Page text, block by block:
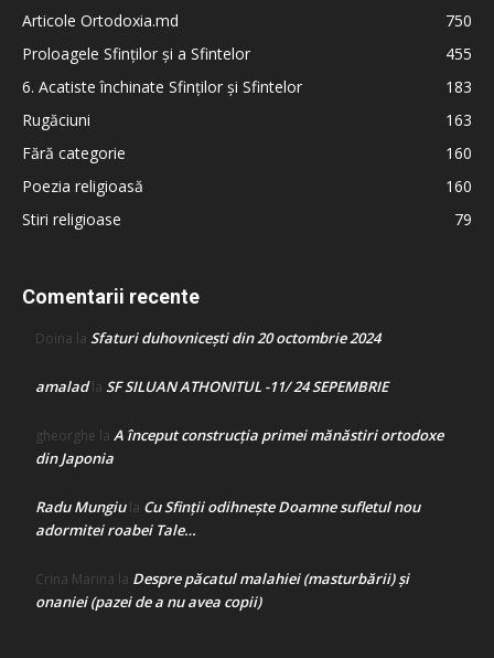
Articole Ortodoxia.md
750
Proloagele Sfinților și a Sfintelor
455
6. Acatiste închinate Sfinților și Sfintelor
183
Rugăciuni
163
Fără categorie
160
Poezia religioasă
160
Stiri religioase
79
Comentarii recente
Doina la Sfaturi duhovnicești din 20 octombrie 2024
amaladla SF SILUAN ATHONITUL -11/ 24 SEPEMBRIE
gheorghe la A început construcţia primei mănăstiri ortodoxe
din Japonia
Radu Mungiula Cu Sfinții odihnește Doamne sufletul nou
adormitei roabei Tale…
Crina Marina la Despre păcatul malahiei (masturbării) şi
onaniei (pazei de a nu avea copii)